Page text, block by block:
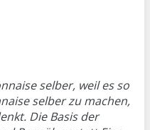
selber, weil es so
selber zu machen,
Die Basis der